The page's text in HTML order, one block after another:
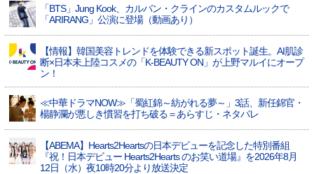
「BTS」Jung Kook、カルバン・クラインのカスタムルックで
「ARIRANG」公演に登場（動画あり）
【情報】韓国美容トレンドを体験できる新スポット誕生。AI肌診
断×日本未上陸コスメの「K-BEAUTY ON」が上野マルイにオープ
ン！
≪中華ドラマNOW≫「蜀紅錦～紡がれる夢～」3話、新任錦官・
楊静瀾が悪しき慣習を打ち破る＝あらすじ・ネタバレ
【ABEMA】Hearts2Heartsの日本デビューを記念した特別番組
『祝！日本デビュー Hearts2Hearts のお笑い道場』を2026年8月
12日（水）夜10時20分より放送決定